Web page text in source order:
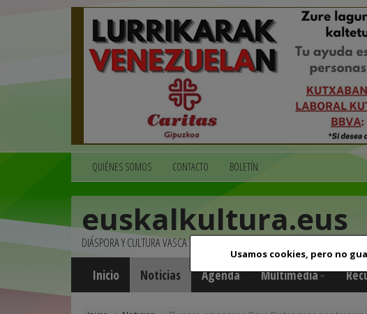
Usamos cookies, pero no
QUIÉNES SOMOS CONTACTO BOLETÍN
euskalkultura.eus
DIÁSPORA Y CULTURA VASCA
Inicio Noticias Agenda Multimedia